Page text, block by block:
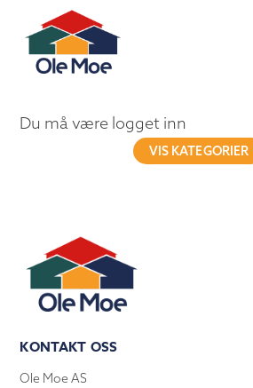
Du må være logget inn
VIS KATEGORIER
KONTAKT OSS
Ole Moe AS